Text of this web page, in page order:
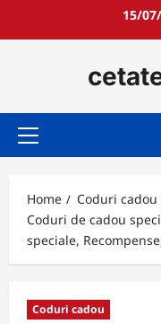
15/
Primary
Home
Coduri cadou
Coduri de cadou
speciale,
Coduri cadou